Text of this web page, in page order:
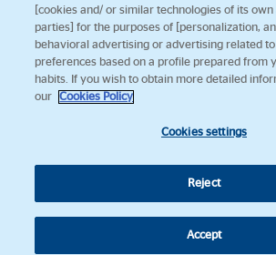
[cookies and/ or similar technologies of its own
parties] for the purposes of [personalization,
behavioral advertising or advertising related
preferences based on a profile prepared from
habits. If you wish to obtain more detailed
our
Cookies Policy
Cookies settings
Reject
Accept